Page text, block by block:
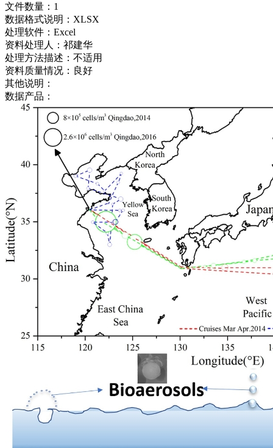
文件数量： 1
数据格式说明： XLSX
处理软件： Excel
资料处理人： 祁建华
处理方法描述： 不适用
资料质量情况： 良好
其他说明：
数据产品：